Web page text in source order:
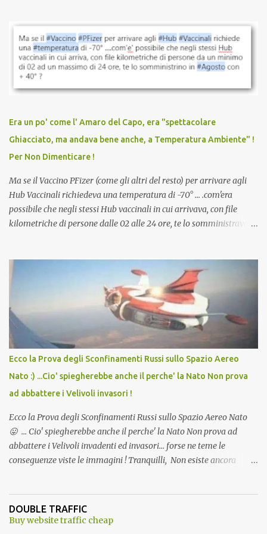
vaccinazione. Non avevamo mai sentito parlare di ricompense,
sconti, incentivi per vaccinarsi. Non avevamo mai visto
discriminazioni per coloro che non l’hanno fatto. Se non sei stato
vaccinato, nessuno aveva prima cercato di farti sentire una
persona cattiva. Non avevamo mai visto un vaccino che minacci le
vaccino usato per minacciare i mezzi di sussistenza, il lavoro o la
scuola. Non avevamo mai visto un vaccino che permettesse a un
dodicenne di ignorare il consenso dei genitori. Dopo tutti i vaccini
che abbiamo elencato sopra...
Era un po' come l' Amaro del Capo, era "spettacolare
Ghiacciato, ma andava bene anche, a Temperatura Ambiente" !
Per Non Dimenticare !
Ma se il Vaccino PFizer (come gli altri del resto) per arrivare agli
Hub Vaccinali richiedeva una temperatura di -70° ... .com'era
possibile che negli stessi Hub vaccinali in cui arrivava, con file
kilometriche di persone dalle 02 alle 24 ore, te lo somministravano
Vaccino come: l' Amaro del Capo, era "spettacolare Ghiacciato, ma
andava bene anche, a Temperatura Ambiente"! Riproponiamo
l'articolo per NON Dimenticare!
Ecco la Prova degli Sconfinamenti Russi sullo Spazio Aereo
Nato :) ...Cio' spiegherebbe anche il perche' la Nato Non prova
ad abbattere i Velivoli invasori !
Ecco la Prova degli Sconfinamenti Russi sullo Spazio Aereo Nato
😛 ... Cio' spiegherebbe anche il perche' la Nato Non prova ad
abbattere i Velivoli invadenti ed invasori... forse ne teme le
conseguenze viste le immagini ! Tranquilli, Non esiste ancora
ancora una fantasia Nato o forse una "False Flag", per provocare
una guerra mondiale che difficilmente da menti sane, potrebbe
DOUBLE TRAFFIC
Buy website traffic cheap